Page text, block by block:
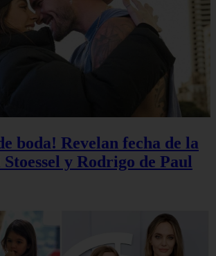
boda! Revelan fecha de la
y Rodrigo de Paul